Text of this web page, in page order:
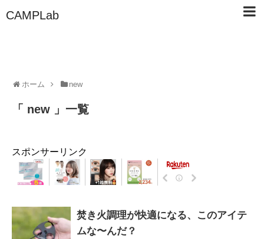
CAMPLab
ホーム new
「 new 」一覧
スポンサーリンク
焚き火調理が快適になる、このアイテ
ムな〜んだ？